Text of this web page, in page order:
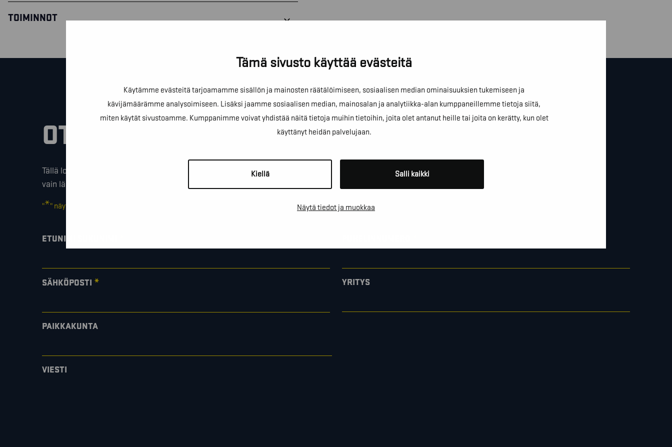
Tämä sivusto käyttää evästeitä
Käytämme evästeitä tarjoamamme sisällön ja mainosten räätälöimiseen, sosiaalisen median ominaisuuksien tukemiseen ja
kävijämäärämme analysoimiseen. Lisäksi jaamme sosiaalisen median, mainosalan ja analytiikka-alan kumppaneillemme tietoja siitä,
miten käytät sivustoamme. Kumppanimme voivat yhdistää näitä tietoja muihin tietoihin, joita olet antanut heille tai joita on kerätty, kun olet
käyttänyt heidän palvelujaan.
Kiellä Salli kaikki
Näytä tiedot ja muokkaa
TOIMINNOT
OTA YHTEYTTÄ!
Tällä lomakkeella voit kysyä lisäinfoa, pyytää ilmaista kartoituskäyntiä tai ihan
vain lähettää lämpimiä terveisiä!
"*" näyttää pakolliset kentät
ETUNIMI SUKUNIMI
SÄHKÖPOSTI * YRITYS
PAIKKAKUNTA
VIESTI